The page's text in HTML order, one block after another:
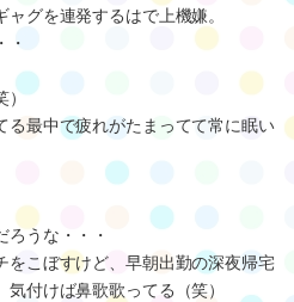
グを連発するはで上機嫌。
・
）
る最中で疲れがたまってて常に眠い
ろうな・・・
をこぼすけど、早朝出勤の深夜帰宅
付けば鼻歌歌ってる（笑）